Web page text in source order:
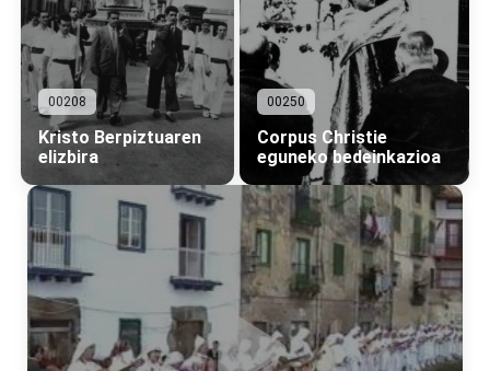
00208
Kristo Berpiztuaren
elizbira
00250
Corpus Christie
eguneko bedeinkazioa